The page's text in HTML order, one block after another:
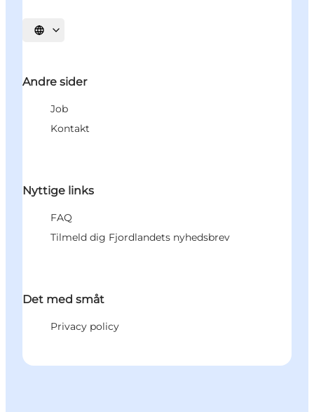
Vælg sprog
Andre sider
Job
Kontakt
Nyttige links
FAQ
Tilmeld dig Fjordlandets nyhedsbrev
Det med småt
Privacy policy